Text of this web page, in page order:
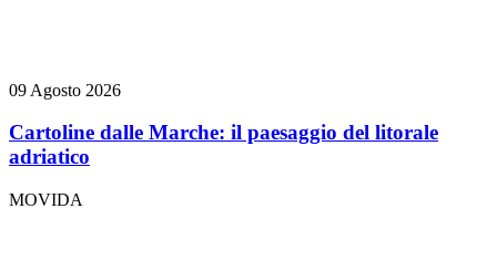
09 Agosto 2026
Cartoline dalle Marche: il paesaggio del litorale
adriatico
MOVIDA